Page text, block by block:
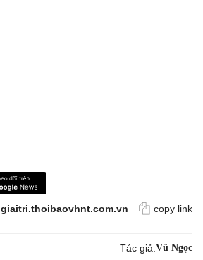
giaitri.thoibaovhnt.com.vn copy link
Tác giả:Vũ Ngọc